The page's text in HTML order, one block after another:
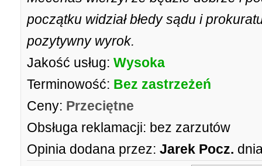
początku widział błedy sądu i
pozytywny wyrok.
Jakość usług: Wysoka
Terminowość: Bez zastrzeżeń
Ceny: Przeciętne
Obsługa reklamacji: bez zarzutów
Opinia dodana przez: Jarek Pocz.